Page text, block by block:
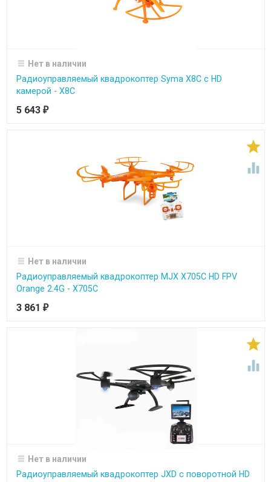
Нет в наличии
Радиоуправляемый квадрокоптер Syma X8C с HD
камерой - X8C
5 643 ₽


Нет в наличии
Радиоуправляемый квадрокоптер MJX X705C HD FPV
Orange 2.4G - X705C
3 861 ₽


Нет в наличии
Радиоуправляемый квадрокоптер JXD с поворотной HD